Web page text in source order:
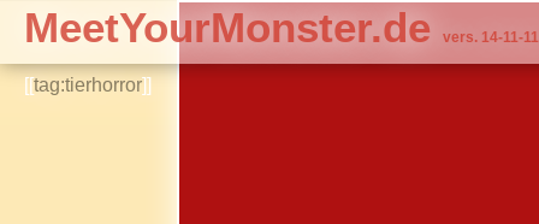
[[tag:tierhorror]]
MeetYourMonster.de vers. 14-11-11